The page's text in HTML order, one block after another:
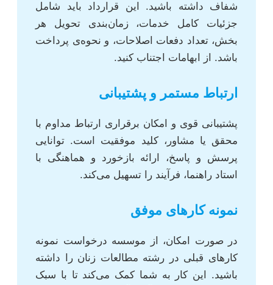
شفاف داشته باشید. این قرارداد باید شامل
جزئیات کامل خدمات، زمان‌بندی تحویل هر
بخش، تعداد دفعات اصلاحات، و نحوه‌ی پرداخت
باشد. از ابهامات اجتناب کنید.
ارتباط مستمر و پشتیبانی
پشتیبانی قوی و امکان برقراری ارتباط مداوم با
محقق یا مشاور، کلید موفقیت است. توانایی
پرسش و پاسخ، ارائه بازخورد و هماهنگی با
استاد راهنما، فرآیند را تسهیل می‌کند.
نمونه کارهای موفق
در صورت امکان، از موسسه درخواست نمونه
کارهای قبلی در رشته مطالعات زنان را داشته
باشید. این کار به شما کمک می‌کند تا با سبک